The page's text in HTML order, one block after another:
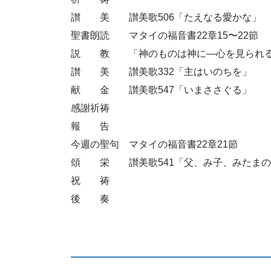
讃 美 讃美歌506「たえなる愛かな」
聖書朗読 マタイの福音書22章15〜22節
説 教 「神のものは神に—心を見られる
讃 美 讃美歌332「主はいのちを」
献 金 讃美歌547「いまささぐる」
感謝祈祷
報 告
今週の聖句 マタイの福音書22章21節
頌 栄 讃美歌541「父、み子、みたまの
祝 祷
後 奏